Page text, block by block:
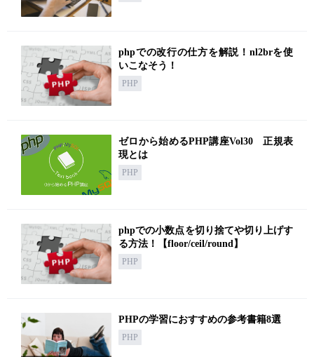
phpでの改行の仕方を解説！nl2brを使
いこなそう！
PHP
ゼロから始めるPHP講座Vol30 正規表
現とは
PHP
phpでの小数点を切り捨てや切り上げす
る方法！【floor/ceil/round】
PHP
PHPの学習におすすめの参考書籍8選
PHP